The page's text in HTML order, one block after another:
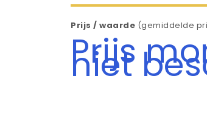
Prijs / waarde (gemiddelde
Prijs
niet